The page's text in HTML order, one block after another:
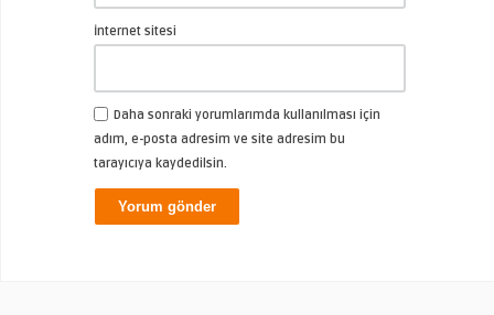
İnternet sitesi
Daha sonraki yorumlarımda kullanılması için
adım, e-posta adresim ve site adresim bu
tarayıcıya kaydedilsin.